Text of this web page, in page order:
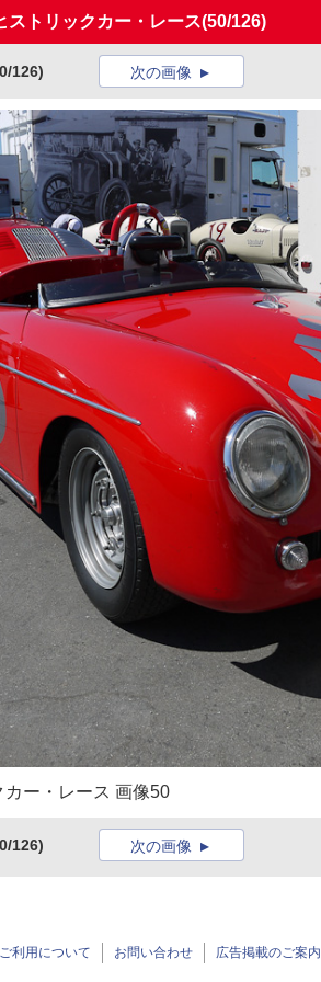
ストリックカー・レース(50/126)
126) 次の画像
ー・レース 画像50
126) 次の画像
利用について お問い合わせ 広告掲載のご案内